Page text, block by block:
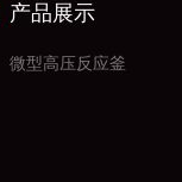
产品展示
微型高压反应釜